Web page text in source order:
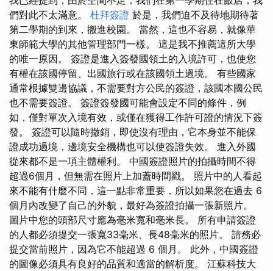
們對此不太滿意。 杜拜簽證 於是，我們迫不及待地期待著
第二學期的到來，搬進校園。 當然，這也不容易，就像華
東師範大學的其他管理部門一樣。 這是我不推薦這所大學
的唯一原因。 簽證是進入簽發國領土的入境許可，也使您
有權在該國停留、出國旅行或在該國領土過境。 有些國家
通常根據雙邊協議，不需要對方公民的簽證，該國本國公民
也不需要簽證。 簽證簽發國可能會設定不同的條件，例
如，僅對單次入境有效，或僅在獲得工作許可證的情況下簽
發。 簽證可以隨時撤銷，即使沒有理由，它本身並不能保
證成功過境，邊境安全機構也可以使簽證失效。 進入外國
從來都不是一項主體權利。 中國簽證照片的拍攝時間不得
超過6個月，但無需在照片上加蓋時間戳。 照片中的人看起
來不能有什麼不同，這一點非常重要，所以如果您在過去 6
個月內改變了自己的外貌，最好為簽證拍攝一張新照片。
圖片中您的頭部尺寸應為毫米寬和毫米長。 所有申請簽證
的人都必須提交一張寬33毫米、長48毫米的照片。 請務必
提交當前照片，因為它不能超過 6 個月。 此外，中國簽證
的圖像必須具有良好的品質和適當的解析度。 江蘇科技大